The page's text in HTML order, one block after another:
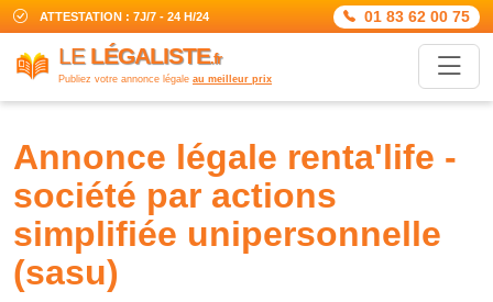
ATTESTATION : 7J/7 - 24 H/24 01 83 62 00 75
LE LÉGALISTE.fr
Publiez votre annonce légale au meilleur prix
annonce légale renta'life -
société par actions
simplifiée unipersonnelle
(sasu)